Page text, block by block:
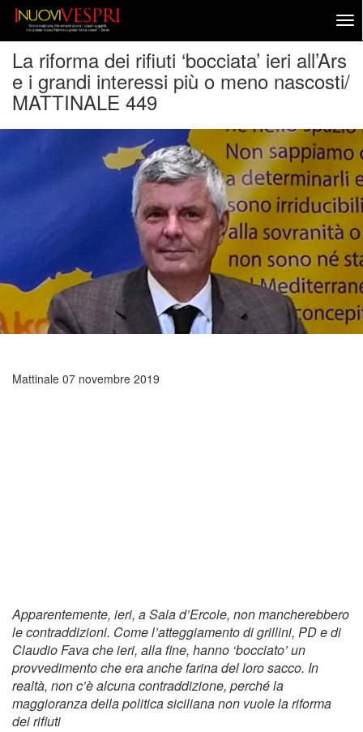
La riforma dei rifiuti ‘bocciata’ ieri all’Ars
e i grandi interessi più o meno nascosti/
MATTINALE 449
Mattinale 07 novembre 2019
Apparentemente, ieri, a Sala d’Ercole, non mancherebbero
le contraddizioni. Come l’atteggiamento di grillini, PD e di
Claudio Fava che ieri, alla fine, hanno ‘bocciato’ un
provvedimento che era anche farina del loro sacco. In
realtà, non c’è alcuna contraddizione, perché la
maggioranza della politica siciliana non vuole la riforma
dei rifiuti